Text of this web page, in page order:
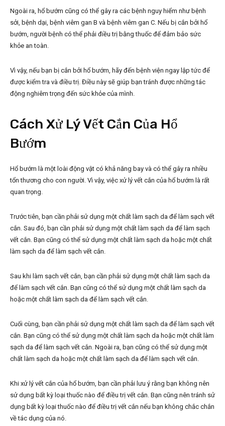
Ngoài ra, hổ bướm cũng có thể gây ra các bệnh nguy hiểm như bệnh
sởi, bệnh dại, bệnh viêm gan B và bệnh viêm gan C. Nếu bị cắn bởi hổ
bướm, người bệnh có thể phải điều trị bằng thuốc để đảm bảo sức
khỏe an toàn.
Vì vậy, nếu bạn bị cắn bởi hổ bướm, hãy đến bệnh viện ngay lập tức để
được kiểm tra và điều trị. Điều này sẽ giúp bạn tránh được những tác
động nghiêm trọng đến sức khỏe của mình.
Cách Xử Lý Vết Cắn Của Hổ
Bướm
Hổ bướm là một loài động vật có khả năng bay và có thể gây ra nhiều
tổn thương cho con người. Vì vậy, việc xử lý vết cắn của hổ bướm là rất
quan trọng.
Trước tiên, bạn cần phải sử dụng một chất làm sạch da để làm sạch vết
cắn. Sau đó, bạn cần phải sử dụng một chất làm sạch da để làm sạch
vết cắn. Bạn cũng có thể sử dụng một chất làm sạch da hoặc một chất
làm sạch da để làm sạch vết cắn.
Sau khi làm sạch vết cắn, bạn cần phải sử dụng một chất làm sạch da
để làm sạch vết cắn. Bạn cũng có thể sử dụng một chất làm sạch da
hoặc một chất làm sạch da để làm sạch vết cắn.
Cuối cùng, bạn cần phải sử dụng một chất làm sạch da để làm sạch vết
cắn. Bạn cũng có thể sử dụng một chất làm sạch da hoặc một chất làm
sạch da để làm sạch vết cắn. Ngoài ra, bạn cũng có thể sử dụng một
chất làm sạch da hoặc một chất làm sạch da để làm sạch vết cắn.
Khi xử lý vết cắn của hổ bướm, bạn cần phải lưu ý rằng bạn không nên
sử dụng bất kỳ loại thuốc nào để điều trị vết cắn. Bạn cũng nên tránh sử
dụng bất kỳ loại thuốc nào để điều trị vết cắn nếu bạn không chắc chắn
về tác dụng của nó.